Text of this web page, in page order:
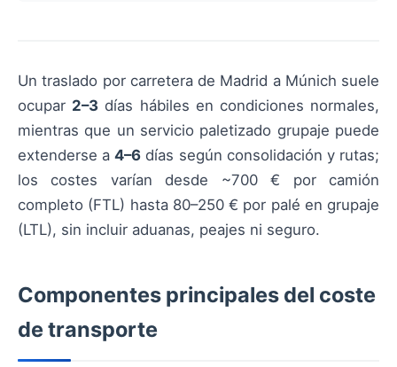
Un traslado por carretera de Madrid a Múnich suele
ocupar 2–3 días hábiles en condiciones normales,
mientras que un servicio paletizado grupaje puede
extenderse a4–6 días según consolidación y rutas;
los costes varían desde ~700 € por camión
completo (FTL) hasta 80–250 € por palé en grupaje
(LTL), sin incluir aduanas, peajes ni seguro.
Componentes principales del coste
de transporte